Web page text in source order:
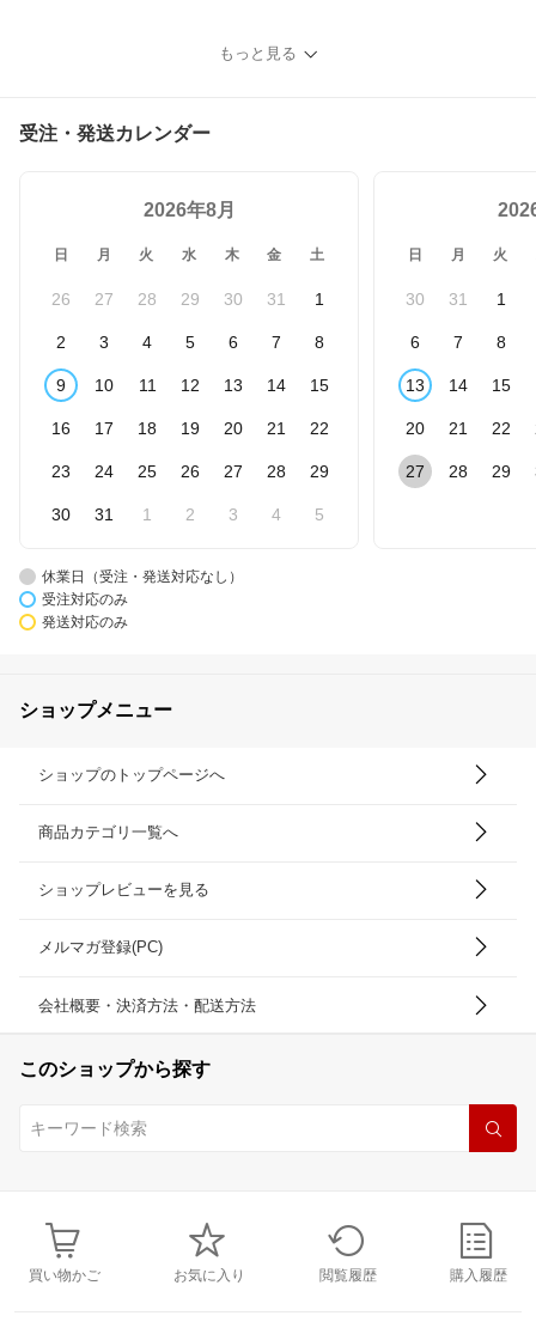
もっと見る
受注・発送カレンダー
2026年8月
日 月 火 水 木 金 土
26 27 28 29 30 31 1
2 3 4 5 6 7 8
9 10 11 12 13 14 15
16 17 18 19 20 21 22
23 24 25 26 27 28 29
30 31 1 2 3 4 5
日 月 火
30 31 1
6 7 8
13 14 15
20 21 22
27 28 29
休業日（受注・発送対応なし）
受注対応のみ
発送対応のみ
ショップメニュー
ショップのトップページへ
商品カテゴリ一覧へ
ショップレビューを見る
メルマガ登録(PC)
会社概要・決済方法・配送方法
このショップから探す
買い物かご お気に入り 閲覧履歴 購入履歴